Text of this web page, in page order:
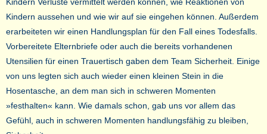
Kindern aussehen und wie wir auf sie eingehen können. Außerdem
erarbeiteten wir einen Handlungsplan für den Fall eines Todesfalls.
Vorbereitete Elternbriefe oder auch die bereits vorhandenen
Utensilien für einen Trauertisch gaben dem Team Sicherheit. Einige
von uns legten sich auch wieder einen kleinen Stein in die
Hosentasche, an dem man sich in schweren Momenten
»festhalten« kann. Wie damals schon, gab uns vor allem das
Gefühl, auch in schweren Momenten handlungsfähig zu bleiben,